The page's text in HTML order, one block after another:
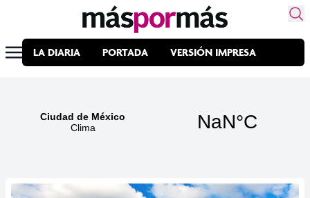
LA DIARIA PORTADA VERSIÓN IMPRESA